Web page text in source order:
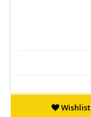
Wishlist